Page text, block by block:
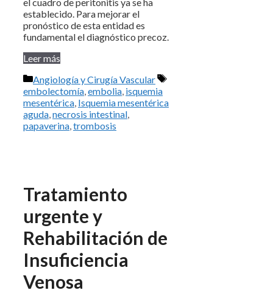
establecido. Para mejorar el
pronóstico de esta entidad es
fundamental el diagnóstico precoz.
Leer más
Categorías
Angiología y Cirugía Vascular
Etiquetas
embolectomía embolia isquemia
mesentérica Isquemia mesentérica
aguda necrosis intestinal
papaverina trombosis
Tratamiento
urgente y
Rehabilitación de
Insuficiencia
Venosa